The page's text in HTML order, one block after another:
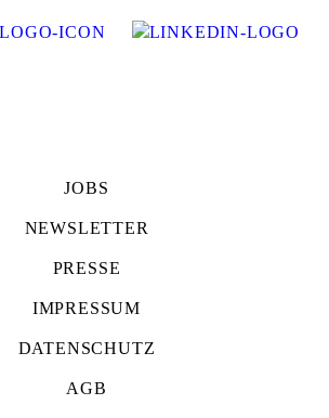
JOBS
NEWSLETTER
PRESSE
IMPRESSUM
DATENSCHUTZ
AGB